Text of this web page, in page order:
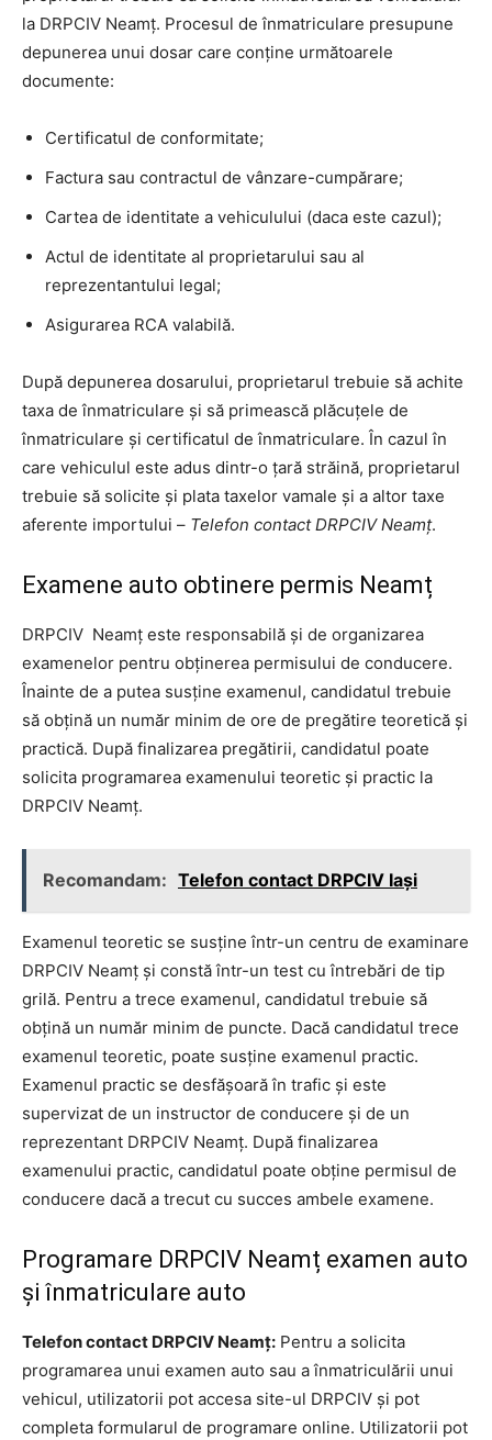
la DRPCIV Neamț. Procesul de înmatriculare presupune
depunerea unui dosar care conține următoarele
documente:
Certificatul de conformitate;
Factura sau contractul de vânzare-cumpărare;
Cartea de identitate a vehiculului (daca este cazul);
Actul de identitate al proprietarului sau al
reprezentantului legal;
Asigurarea RCA valabilă.
După depunerea dosarului, proprietarul trebuie să achite
taxa de înmatriculare și să primească plăcuțele de
înmatriculare și certificatul de înmatriculare. În cazul în
care vehiculul este adus dintr-o țară străină, proprietarul
trebuie să solicite și plata taxelor vamale și a altor taxe
aferente importului – Telefon contact DRPCIV Neamț.
Examene auto obtinere permis Neamț
DRPCIV Neamț este responsabilă și de organizarea
examenelor pentru obținerea permisului de conducere.
Înainte de a putea susține examenul, candidatul trebuie
să obțină un număr minim de ore de pregătire teoretică și
practică. După finalizarea pregătirii, candidatul poate
solicita programarea examenului teoretic și practic la
DRPCIV Neamț.
Recomandam: Telefon contact DRPCIV Iași
Examenul teoretic se susține într-un centru de examinare
DRPCIV Neamț și constă într-un test cu întrebări de tip
grilă. Pentru a trece examenul, candidatul trebuie să
obțină un număr minim de puncte. Dacă candidatul trece
examenul teoretic, poate susține examenul practic.
Examenul practic se desfășoară în trafic și este
supervizat de un instructor de conducere și de un
reprezentant DRPCIV Neamț. După finalizarea
examenului practic, candidatul poate obține permisul de
conducere dacă a trecut cu succes ambele examene.
Programare DRPCIV Neamț examen auto
și înmatriculare auto
Telefon contact DRPCIV Neamț: Pentru a solicita
programarea unui examen auto sau a înmatriculării unui
vehicul, utilizatorii pot accesa site-ul DRPCIV și pot
completa formularul de programare online. Utilizatorii pot